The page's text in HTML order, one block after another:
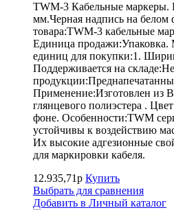
TWM-3 Кабельные
мм.Черная надпись на белом
товара:TWM-3 кабельные
Единица продажи:Упаковка.
единиц для покупки:1.
Поддерживается на
Применение:Изготовлен из
глянцевого полиэстера .
фоне. Особенности:TWM
устойчивы к воздействию
Их высокие адгезионные
для маркировки кабеля.
12.935,71р Купить
Выбрать для сравнения
Добавить в Личный каталог